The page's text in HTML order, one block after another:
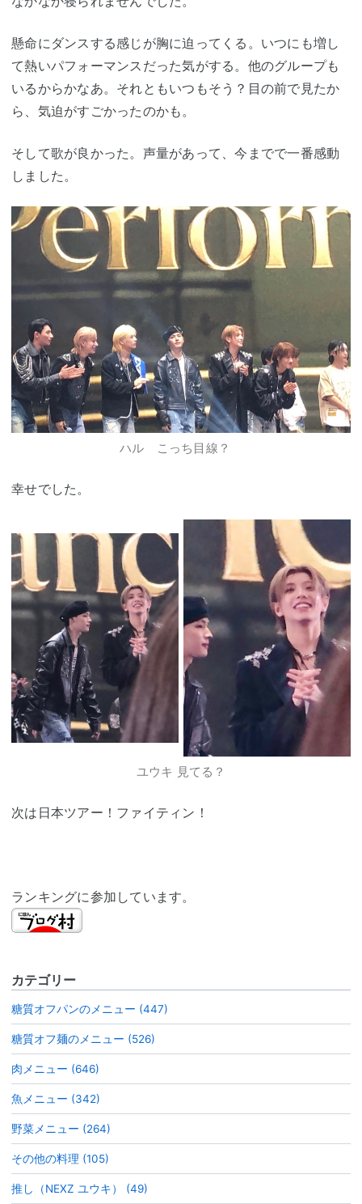
懸命にダンスする感じが胸に迫ってくる。いつにも増し
て熱いパフォーマンスだった気がする。他のグループも
いるからかなあ。それともいつもそう？目の前で見たか
ら、気迫がすごかったのかも。
そして歌が良かった。声量があって、今までで一番感動
しました。
ハル こっち目線？
幸せでした。
ユウキ 見てる？
次は日本ツアー！ファイティン！
ランキングに参加しています。
カテゴリー
糖質オフパンのメニュー (447)
糖質オフ麺のメニュー (526)
肉メニュー (646)
魚メニュー (342)
野菜メニュー (264)
その他の料理 (105)
推し（NEXZ ユウキ） (49)